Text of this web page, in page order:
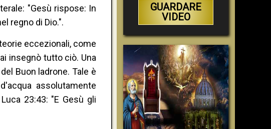
"Gesù rispose: In
regno di Dio.".
eccezionali, come
insegnò tutto ciò. Una
Buon ladrone. Tale è
assolutamente
23:43: "E Gesù gli
GUARDARE
VIDEO